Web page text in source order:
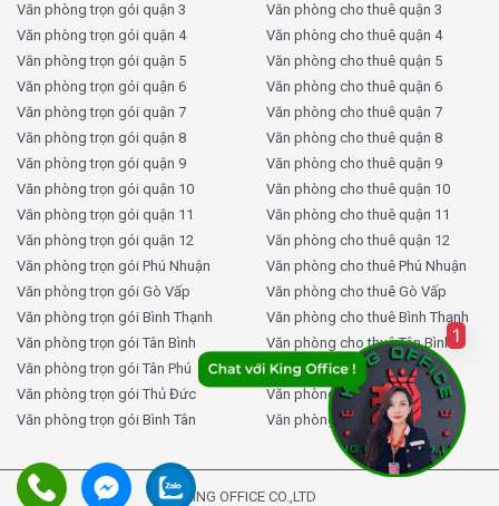
Văn phòng trọn gói quận 3
Văn phòng trọn gói quận 4
Văn phòng trọn gói quận 5
Văn phòng trọn gói quận 6
Văn phòng trọn gói quận 7
Văn phòng trọn gói quận 8
Văn phòng trọn gói quận 9
Văn phòng trọn gói quận 10
Văn phòng trọn gói quận 11
Văn phòng trọn gói quận 12
Văn phòng trọn gói Phú Nhuận
Văn phòng trọn gói Gò Vấp
Văn phòng trọn gói Bình Thạnh
Văn phòng trọn gói Tân Bình
Văn phòng trọn gói Tân Phú
Văn phòng trọn gói Thủ Đức
Văn phòng trọn gói Bình Tân
Văn phòng cho thuê quận 3
Văn phòng cho thuê quận 4
Văn phòng cho thuê quận 5
Văn phòng cho thuê quận 6
Văn phòng cho thuê quận 7
Văn phòng cho thuê quận 8
Văn phòng cho thuê quận 9
Văn phòng cho thuê quận 10
Văn phòng cho thuê quận 11
Văn phòng cho thuê quận 12
Văn phòng cho thuê Phú Nhuận
Văn phòng cho thuê Gò Vấp
Văn phòng cho thuê Bình Thạnh
Văn phòng cho thuê Tân Bình
Văn phòng cho thuê Tân Phú
Văn phòng cho thuê Thủ Đức
Văn phòng cho thuê Bình Tân
KING OFFICE CO.,LTD
1